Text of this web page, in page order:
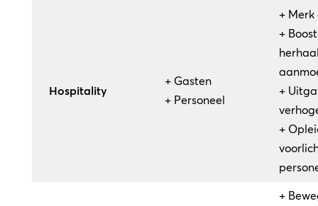
Hospitality
+ Gasten
+ Personeel
+ Merk
+
+
+
+